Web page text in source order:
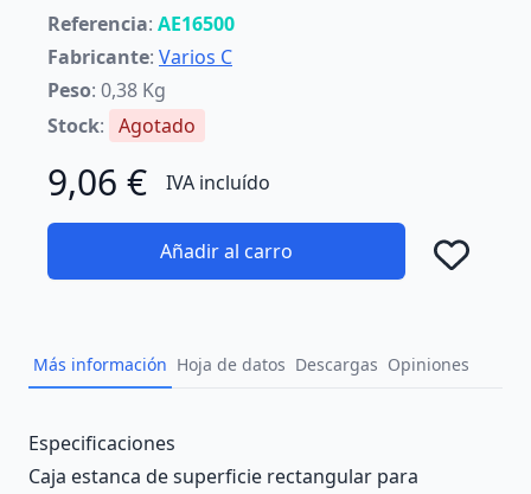
Referencia: AE16500
Fabricante: Varios C
Peso: 0,38 Kg
Stock: Agotado
9,06 € IVA incluído
Añadir al carro
Más información Hoja de datos Descargas Opiniones
Description
Especificaciones
Caja estanca de superficie rectangular para